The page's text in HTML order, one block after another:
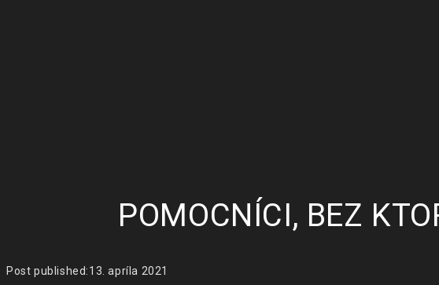
POMOCNÍCI, BEZ
Post published:13. apríla 2021